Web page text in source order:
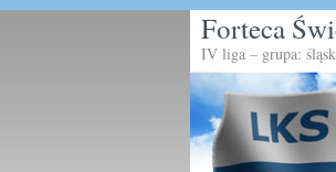
Forteca
IV liga – grupa: